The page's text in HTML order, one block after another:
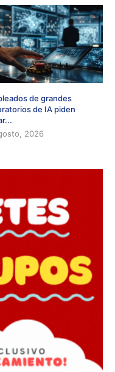
de grandes
de IA piden
2026